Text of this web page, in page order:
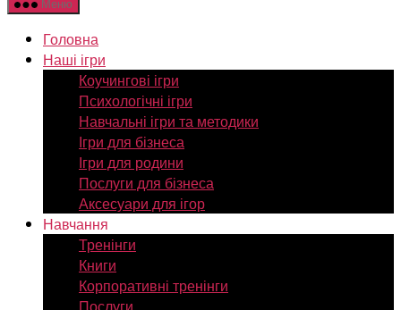
Меню
Головна
Наші ігри
Коучингові ігри
Психологічні ігри
Навчальні ігри та методики
Ігри для бізнеса
Ігри для родини
Послуги для бізнеса
Аксесуари для ігор
Навчання
Тренінги
Книги
Корпоративні тренінги